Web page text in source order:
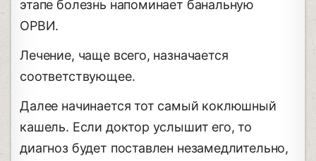
этапе болезнь напоминает банальную
ОРВИ.
Лечение, чаще всего, назначается
соответствующее.
Далее начинается тот самый коклюшный
кашель. Если доктор услышит его, то
диагноз будет поставлен незамедлительно,